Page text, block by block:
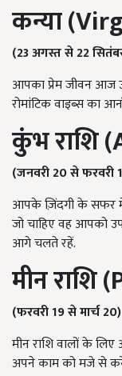
कन्या (
(23 अगस्त से 22
आपका प्रेम जीवन आज
रोमांटिक वाइब्स का
कुंभ राशि (
(जनवरी 20 से फरवरी
आपके ज़िंदगी के सफर
जो चाहिए वह आपको
आगे चलते रहें.
मीन राशि (
(फरवरी 19 से मार्च 20)
मीन राशि वालों के
अपने काम को मजे से